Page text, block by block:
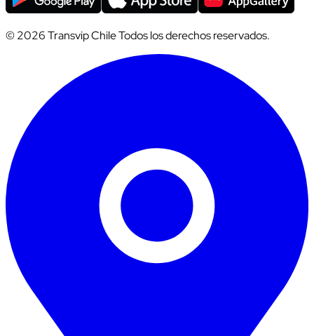
© 2026 Transvip Chile Todos los derechos reservados.